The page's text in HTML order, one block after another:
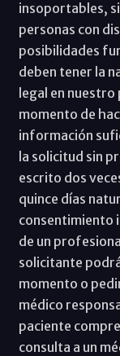
insoportables,
personas con
posibilidades
deben tener la
legal en nuestro
momento de
información
la solicitud sin
escrito dos
quince días
consentimiento
de un
solicitante
momento o
médico
paciente
consulta a un